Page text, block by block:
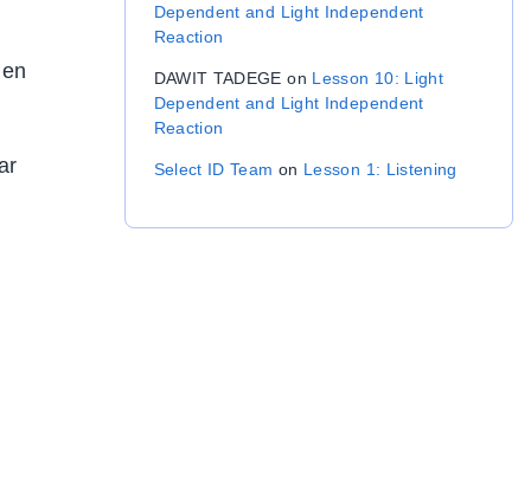
Dependent and Light Independent
Reaction
DAWIT TADEGE on Lesson 10: Light
Dependent and Light Independent
Reaction
Select ID Team on Lesson 1: Listening